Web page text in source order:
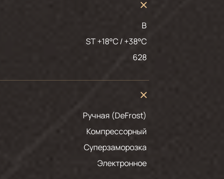
B
ST +18°C / +38°C
628
Ручная (DeFrost)
Компрессорный
Суперзаморозка
Электронное